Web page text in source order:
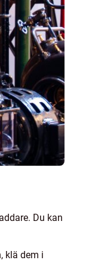
Du kan
klä dem i